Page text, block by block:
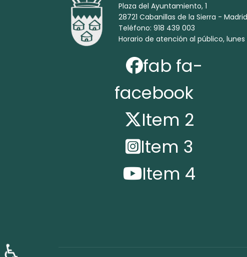
Plaza del Ayuntamiento, 1
28721 Cabanillas de la Sierra - Madrid
Teléfono: 918 439 003
Horario de atención al público, lunes
fab fa-
facebook
Item 2
Item 3
Item 4